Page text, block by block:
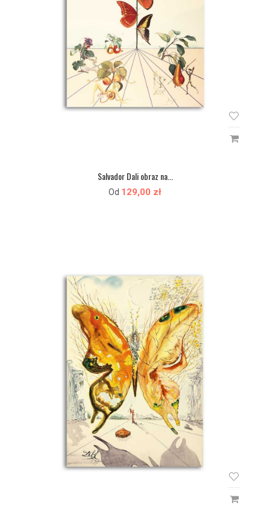
Salvador Dali obraz na...
Od 129,00 zł